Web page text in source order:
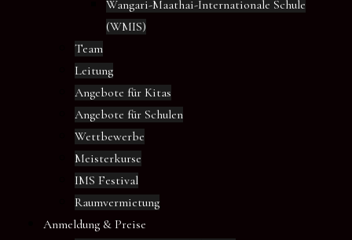
Wangari-Maathai-Internationale Schule
(WMIS)
Team
Leitung
Angebote für Kitas
Angebote für Schulen
Wettbewerbe
Meisterkurse
IMS Festival
Raumvermietung
Anmeldung & Preise